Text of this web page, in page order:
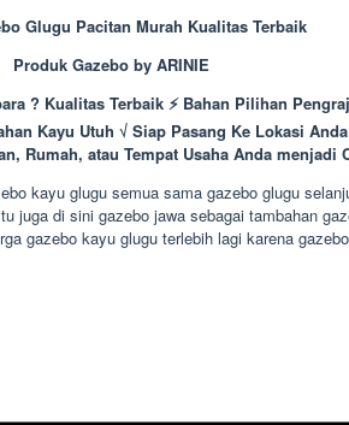
Glugu Pacitan Murah Kualitas Terbaik
Produk Gazebo by ARINIE
? Kualitas Terbaik ⚡ Bahan Pilihan
Kayu Utuh √ Siap Pasang Ke Lokasi Anda
Rumah, atau Tempat Usaha Anda menjadi
kayu glugu semua sama gazebo glugu
di sini gazebo jawa sebagai tambahan
gazebo kayu glugu terlebih lagi karena